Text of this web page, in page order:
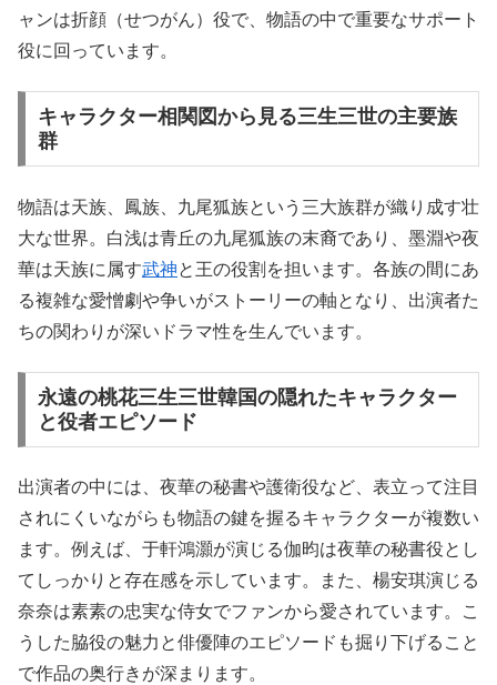
ャンは折顔（せつがん）役で、物語の中で重要なサポート
役に回っています。
キャラクター相関図から見る三生三世の主要族
群
物語は天族、鳳族、九尾狐族という三大族群が織り成す壮
大な世界。白浅は青丘の九尾狐族の末裔であり、墨淵や夜
華は天族に属す武神と王の役割を担います。各族の間にあ
る複雑な愛憎劇や争いがストーリーの軸となり、出演者た
ちの関わりが深いドラマ性を生んでいます。
永遠の桃花三生三世韓国の隠れたキャラクター
と役者エピソード
出演者の中には、夜華の秘書や護衛役など、表立って注目
されにくいながらも物語の鍵を握るキャラクターが複数い
ます。例えば、于軒鴻灝が演じる伽昀は夜華の秘書役とし
てしっかりと存在感を示しています。また、楊安琪演じる
奈奈は素素の忠実な侍女でファンから愛されています。こ
うした脇役の魅力と俳優陣のエピソードも掘り下げること
で作品の奥行きが深まります。